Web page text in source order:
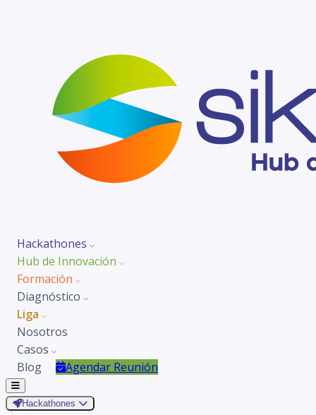
Hackathones
Hub de Innovación
Formación
Diagnóstico
Liga
Nosotros
Casos
Blog
Agendar Reunión
Hackathones